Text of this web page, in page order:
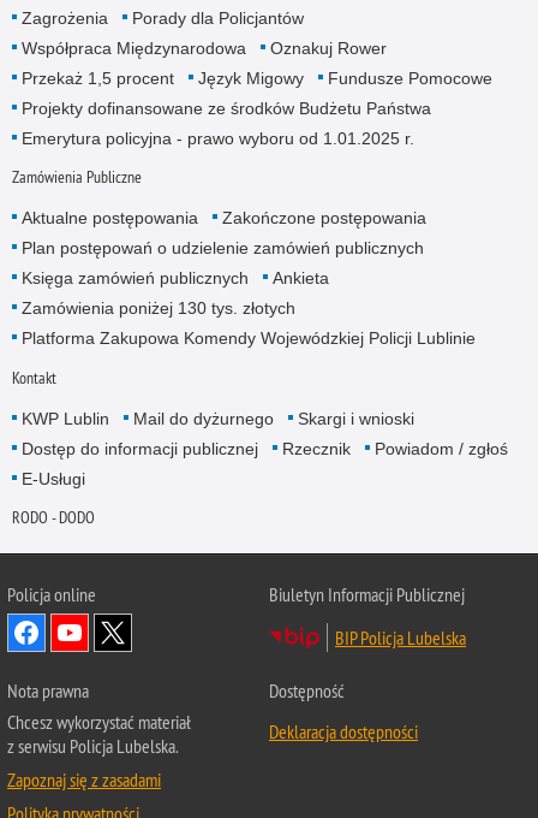
Zagrożenia
Porady dla Policjantów
Współpraca Międzynarodowa
Oznakuj Rower
Przekaż 1,5 procent
Język Migowy
Fundusze Pomocowe
Projekty dofinansowane ze środków Budżetu Państwa
Emerytura policyjna - prawo wyboru od 1.01.2025 r.
Zamówienia Publiczne
Aktualne postępowania
Zakończone postępowania
Plan postępowań o udzielenie zamówień publicznych
Księga zamówień publicznych
Ankieta
Zamówienia poniżej 130 tys. złotych
Platforma Zakupowa Komendy Wojewódzkiej Policji Lublinie
Kontakt
KWP Lublin Mail do dyżurnego
Skargi i wnioski
Dostęp do informacji publicznej
Rzecznik
Powiadom / zgłoś
E-Usługi
RODO - DODO
Policja online
Biuletyn Informacji Publicznej
BIP Policja Lubelska
Nota prawna
Chcesz wykorzystać materiał
z serwisu Policja Lubelska.
Zapoznaj się z zasadami
Dostępność
Deklaracja dostępności